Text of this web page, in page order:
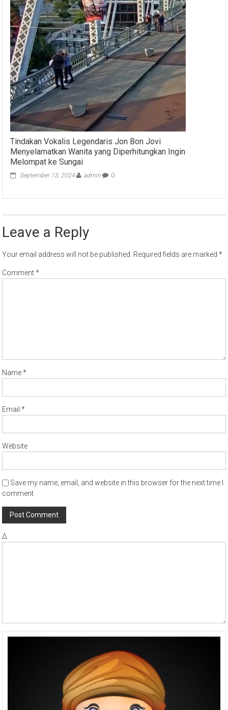
Tindakan Vokalis Legendaris Jon Bon Jovi
Menyelamatkan Wanita yang Diperhitungkan Ingin
Melompat ke Sungai
September 13, 2024 admin 0
Leave a Reply
Your email address will not be published. Required fields are marked*
Comment*
Name*
Email*
Website
Save my name, email, and website in this browser for the next time I
comment.
Δ